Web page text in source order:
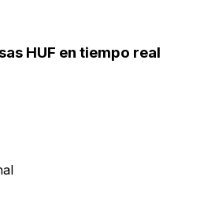
HUF en tiempo real